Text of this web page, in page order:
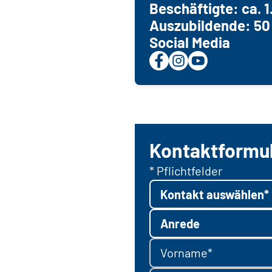
Beschäftigte: ca.
Auszubildende: 50
Social Media
* Pflichtfelder
Kontakt auswählen*
Anrede
Vorname*